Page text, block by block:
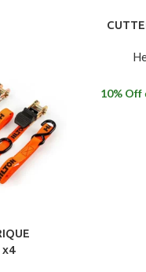
x4
10% Off